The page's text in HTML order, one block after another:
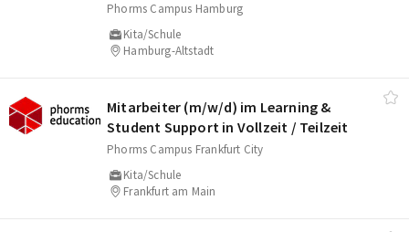
Phorms Campus Hamburg
Kita/Schule
Hamburg-Altstadt
Mitarbeiter (m/​w/​d) im Learning &
Student Support in Vollzeit /​ Teilzeit
Phorms Campus Frankfurt City
Kita/Schule
Frankfurt am Main